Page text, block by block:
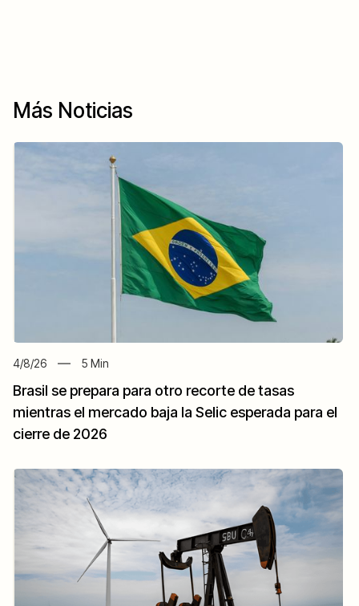
Más Noticias
4/8/26 5 Min
Brasil se prepara para otro recorte de tasas
mientras el mercado baja la Selic esperada para el
cierre de 2026